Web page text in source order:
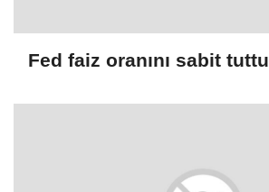
Fed faiz oranını sabit tuttu